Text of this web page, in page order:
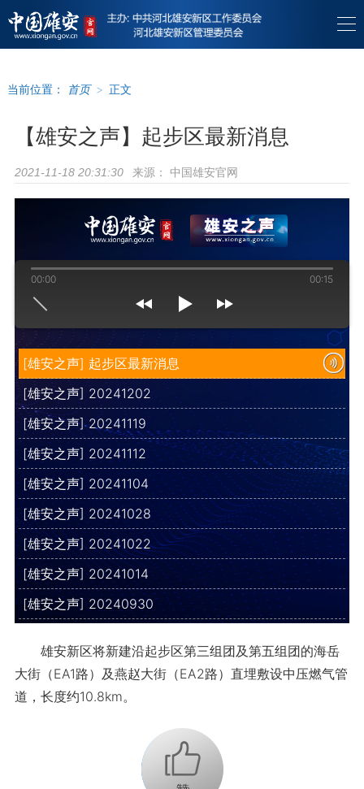
当前位置： 首页 > 正文
【雄安之声】起步区最新消息
2021-11-18 20:31:30 来源： 中国雄安官网
[雄安之声] 起步区最新消息
[雄安之声] 20241202
[雄安之声] 20241119
[雄安之声] 20241112
[雄安之声] 20241104
[雄安之声] 20241028
[雄安之声] 20241022
[雄安之声] 20241014
[雄安之声] 20240930
00:00 00:15
雄安新区将新建沿起步区第三组团及第五组团的海岳
大街（EA1路）及燕赵大街（EA2路）直埋敷设中压燃气管
道，长度约10.8km。
+1